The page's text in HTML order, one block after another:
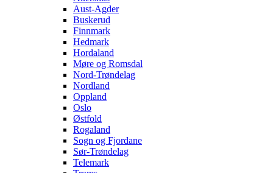
Aust-Agder
Buskerud
Finnmark
Hedmark
Hordaland
Møre og Romsdal
Nord-Trøndelag
Nordland
Oppland
Oslo
Østfold
Rogaland
Sogn og Fjordane
Sør-Trøndelag
Telemark